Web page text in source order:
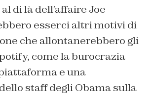
di là dell’affaire Joe
esserci altri motivi di
che allontanerebbero gli
come la burocrazia
e una
staff degli Obama sulla